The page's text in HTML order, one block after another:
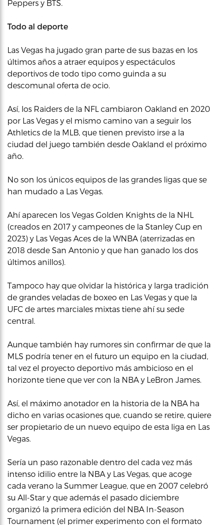
Peppers y BTS.
Todo al deporte
Las Vegas ha jugado gran parte de sus bazas en los
últimos años a atraer equipos y espectáculos
deportivos de todo tipo como guinda a su
descomunal oferta de ocio.
Así, los Raiders de la NFL cambiaron Oakland en 2020
por Las Vegas y el mismo camino van a seguir los
Athletics de la MLB, que tienen previsto irse a la
ciudad del juego también desde Oakland el próximo
año.
No son los únicos equipos de las grandes ligas que se
han mudado a Las Vegas.
Ahí aparecen los Vegas Golden Knights de la NHL
(creados en 2017 y campeones de la Stanley Cup en
2023) y Las Vegas Aces de la WNBA (aterrizadas en
2018 desde San Antonio y que han ganado los dos
últimos anillos).
Tampoco hay que olvidar la histórica y larga tradición
de grandes veladas de boxeo en Las Vegas y que la
UFC de artes marciales mixtas tiene ahí su sede
central.
Aunque también hay rumores sin confirmar de que la
MLS podría tener en el futuro un equipo en la ciudad,
tal vez el proyecto deportivo más ambicioso en el
horizonte tiene que ver con la NBA y LeBron James.
Así, el máximo anotador en la historia de la NBA ha
dicho en varias ocasiones que, cuando se retire, quiere
ser propietario de un nuevo equipo de esta liga en Las
Vegas.
Sería un paso razonable dentro del cada vez más
intenso idilio entre la NBA y Las Vegas, que acoge
cada verano la Summer League, que en 2007 celebró
su All-Star y que además el pasado diciembre
organizó la primera edición del NBA In-Season
Tournament (el primer experimento con el formato